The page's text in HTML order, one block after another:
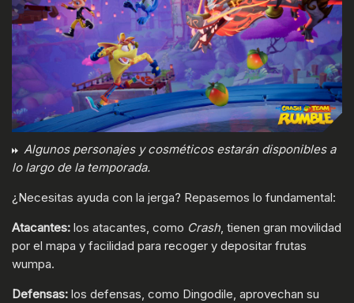
Algunos personajes y cosméticos estarán disponibles a
lo largo de la temporada.
¿Necesitas ayuda con la jerga? Repasemos lo fundamental:
Atacantes: los atacantes, como Crash, tienen gran movilidad
por el mapa y facilidad para recoger y depositar frutas
wumpa.
Defensas: los defensas, como Dingodile, aprovechan su